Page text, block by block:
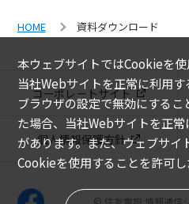
HOME 資料ダウンロード
コーポレートサイト
個人情報保護方針
本ウェブサイトではCookieを
当社Webサイトを正常に利用す
ブラウザの設定で無効にする
た場合、当社Webサイトを正
があります。また、ウェブサイ
Cookieを使用することを許可し